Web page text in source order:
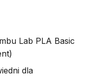
Lab PLA Basic
dla